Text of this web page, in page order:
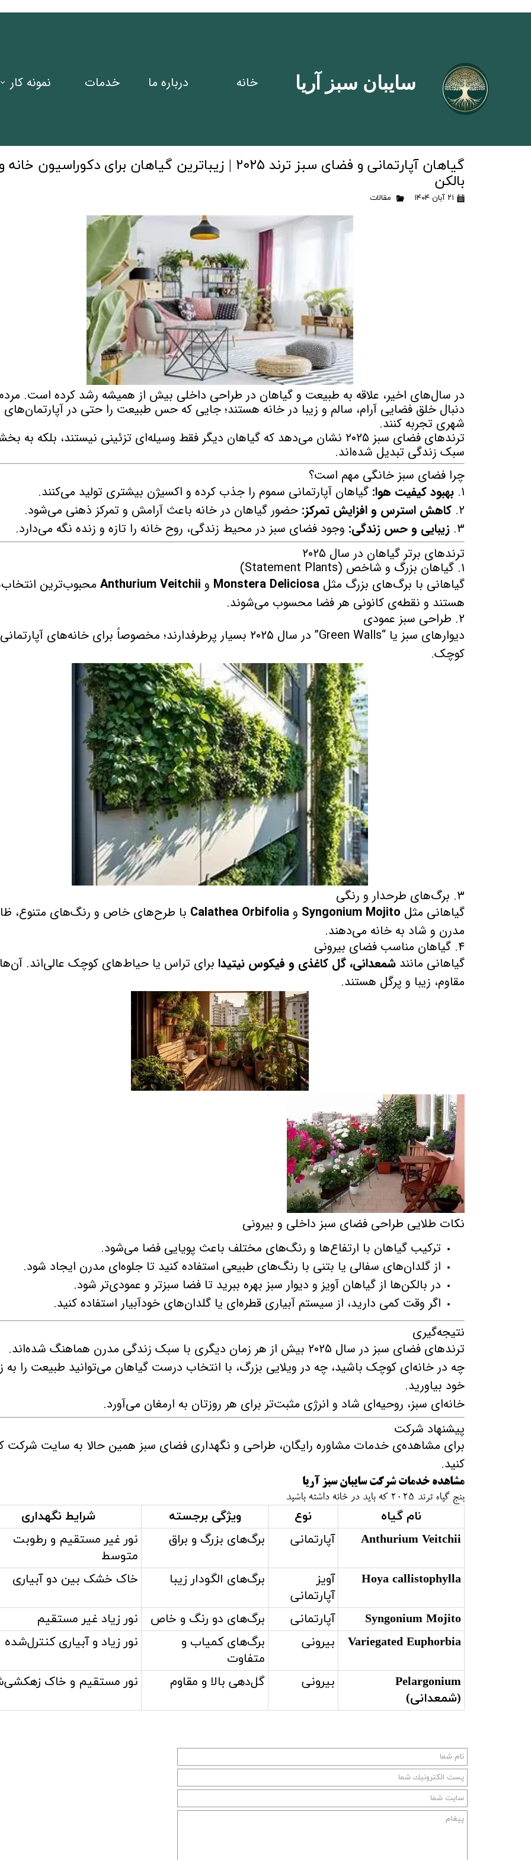
سایبان سبز آریا خانه درباره ما خدمات نمونه کار
طراحی
خدمات
گیاهان آپارتمانی و فضای سبز ترند ۲۰۲۵ | زیباترین گیاهان برای دکوراسیون خانه
بالکن
۲۱ آبان ۱۴۰۴ مقالات
در سال‌های اخیر، علاقه به طبیعت و گیاهان در طراحی داخلی بیش از همیشه رشد کرده است.
دنبال خلق فضایی آرام، سالم و زیبا در خانه هستند؛ جایی که حس طبیعت را حتی در آپارتمان‌های
شهری تجربه کنند.
ترندهای فضای سبز ۲۰۲۵ نشان می‌دهد که گیاهان دیگر فقط وسیله‌ای تزئینی نیستند، بلکه به
سبک زندگی تبدیل شده‌اند.
چرا فضای سبز خانگی مهم است؟
۱. بهبود کیفیت هوا: گیاهان آپارتمانی سموم را جذب کرده و اکسیژن بیشتری تولید می‌کنند.
۲. کاهش استرس و افزایش تمرکز: حضور گیاهان در خانه باعث آرامش و تمرکز ذهنی می‌شود.
۳. زیبایی و حس زندگی: وجود فضای سبز در محیط زندگی، روح خانه را تازه و زنده نگه می‌دارد.
ترندهای برتر گیاهان در سال ۲۰۲۵
۱. گیاهان بزرگ و شاخص (Statement Plants)
گیاهانی با برگ‌های بزرگ مثل Monstera Deliciosa و Anthurium Veitchii محبوب‌ترین
هستند و نقطه‌ی کانونی هر فضا محسوب می‌شوند.
۲. طراحی سبز عمودی
دیوارهای سبز یا “Green Walls” در سال ۲۰۲۵ بسیار پرطرفدارند؛ مخصوصاً برای خانه‌های آپارتمانی
کوچک.
۳. برگ‌های طرحدار و رنگی
گیاهانی مثل Syngonium Mojito و Calathea Orbifolia با طرح‌های خاص و رنگ‌های متنوع،
مدرن و شاد به خانه می‌دهند.
۴. گیاهان مناسب فضای بیرونی
گیاهانی مانند شمعدانی، گل کاغذی و فیکوس نیتیدا برای تراس یا حیاط‌های کوچک عالی‌اند. آن‌ها
مقاوم، زیبا و پرگل هستند.
نکات طلایی طراحی فضای سبز داخلی و بیرونی
ترکیب گیاهان با ارتفاع‌ها و رنگ‌های مختلف باعث پویایی فضا می‌شود.
از گلدان‌های سفالی یا بتنی با رنگ‌های طبیعی استفاده کنید تا جلوه‌ای مدرن ایجاد شود.
در بالکن‌ها از گیاهان آویز و دیوار سبز بهره ببرید تا فضا سبزتر و عمودی‌تر شود.
اگر وقت کمی دارید، از سیستم آبیاری قطره‌ای یا گلدان‌های خودآبیار استفاده کنید.
نتیجه‌گیری
ترندهای فضای سبز در سال ۲۰۲۵ بیش از هر زمان دیگری با سبک زندگی مدرن هماهنگ شده‌اند.
چه در خانه‌ای کوچک باشید، چه در ویلایی بزرگ، با انتخاب درست گیاهان می‌توانید طبیعت را به
خود بیاورید.
خانه‌ای سبز، روحیه‌ای شاد و انرژی مثبت‌تر برای هر روزتان به ارمغان می‌آورد.
پیشنهاد شرکت
برای مشاهده‌ی خدمات مشاوره رایگان، طراحی و نگهداری فضای سبز همین حالا به سایت شرکت
کنید.
مشاهده خدمات شرکت سایبان سبز آریا
پنج گیاه ترند ۲۰۲۵ که باید در خانه داشته باشید
نام گیاه نوع ویژگی برجسته
شرایط نگهداری
Anthurium Veitchii
آپارتمانی برگ‌های بزرگ و براق
نور غیر مستقیم و رطوبت
متوسط
Hoya callistophylla
آویز
آپارتمانی
برگ‌های الگودار زیبا خاک خشک بین دو آبیاری
Syngonium Mojito آپارتمانی برگ‌های دو رنگ و خاص
نور زیاد غیر مستقیم
Variegated Euphorbia
بیرونی
برگ‌های کمیاب و
متفاوت
نور زیاد و آبیاری کنترل‌شده
Pelargonium
(شمعدانی)
بیرونی گل‌دهی بالا و مقاوم نور مستقیم و خاک